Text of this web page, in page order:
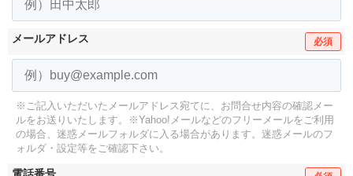
メールアドレス 必須
※ご記入いただいたメールアドレス宛てに、お問合せ内容の確認メー
ルをお送りいたします。
※Yahoo!メールなどのフリーメールをご利用
の場合、迷惑メールフォルダに入る場合があります。 迷惑メールのフ
ォルダ・設定等をご確認下さい。